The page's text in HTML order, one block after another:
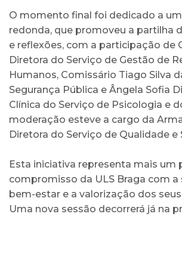
O momento final foi dedicado a
redonda, que promoveu a partilha
e reflexões, com a participação de
Diretora do Serviço de Gestão de
Humanos, Comissário Tiago Silva
Segurança Pública e Ângela Sofia
Clínica do Serviço de Psicologia e
moderação esteve a cargo da
Diretora do Serviço de Qualidade e
Esta iniciativa representa mais um
compromisso da ULS Braga com a
bem-estar e a valorização dos
Uma nova sessão decorrerá já na